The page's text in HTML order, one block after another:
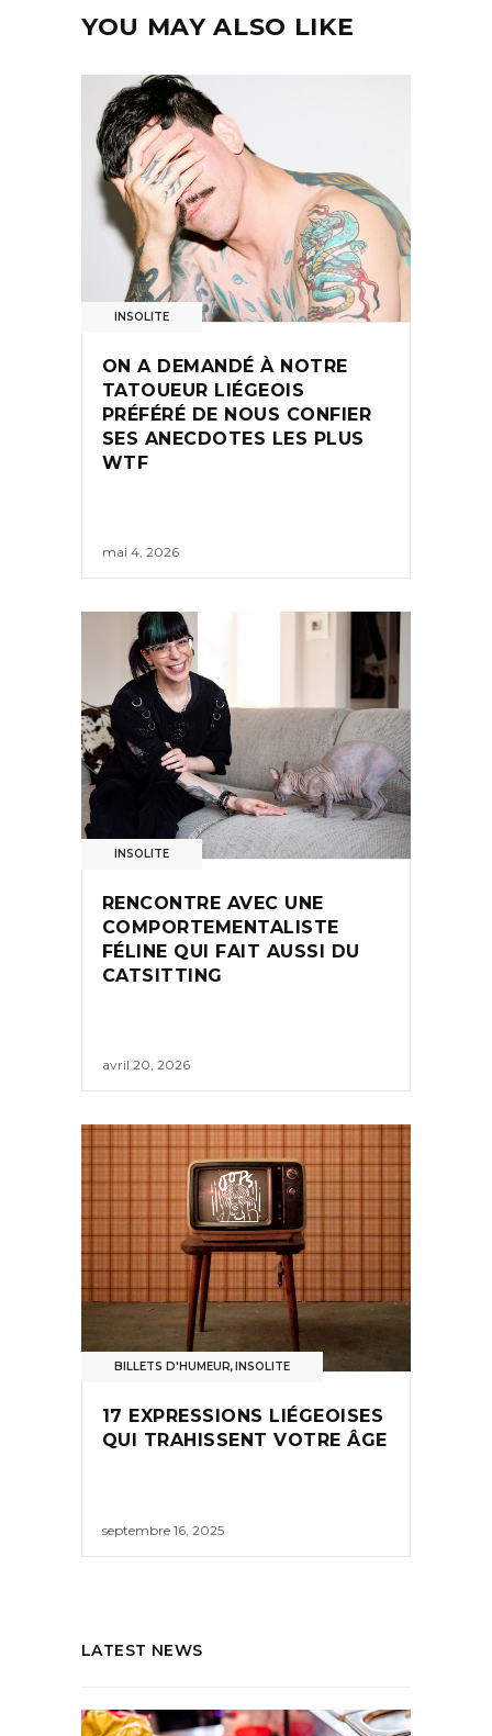
YOU MAY ALSO LIKE
INSOLITE
ON A DEMANDÉ À NOTRE
TATOUEUR LIÉGEOIS
PRÉFÉRÉ DE NOUS CONFIER
SES ANECDOTES LES PLUS
WTF
mai 4, 2026
INSOLITE
RENCONTRE AVEC UNE
COMPORTEMENTALISTE
FÉLINE QUI FAIT AUSSI DU
CATSITTING
avril 20, 2026
BILLETS D'HUMEUR, INSOLITE
17 EXPRESSIONS LIÉGEOISES
QUI TRAHISSENT VOTRE ÂGE
septembre 16, 2025
LATEST NEWS